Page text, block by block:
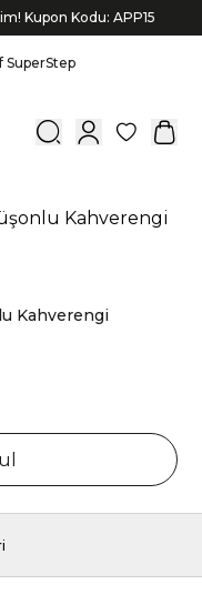
Kupon Kodu: APP15
SuperStep
0
Kahverengi